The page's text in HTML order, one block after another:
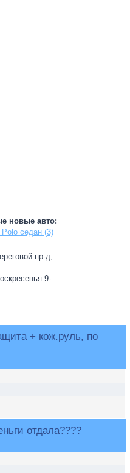
новые авто:
седан (3)
пр-д,
9-
+ кож.руль, по
отдала????